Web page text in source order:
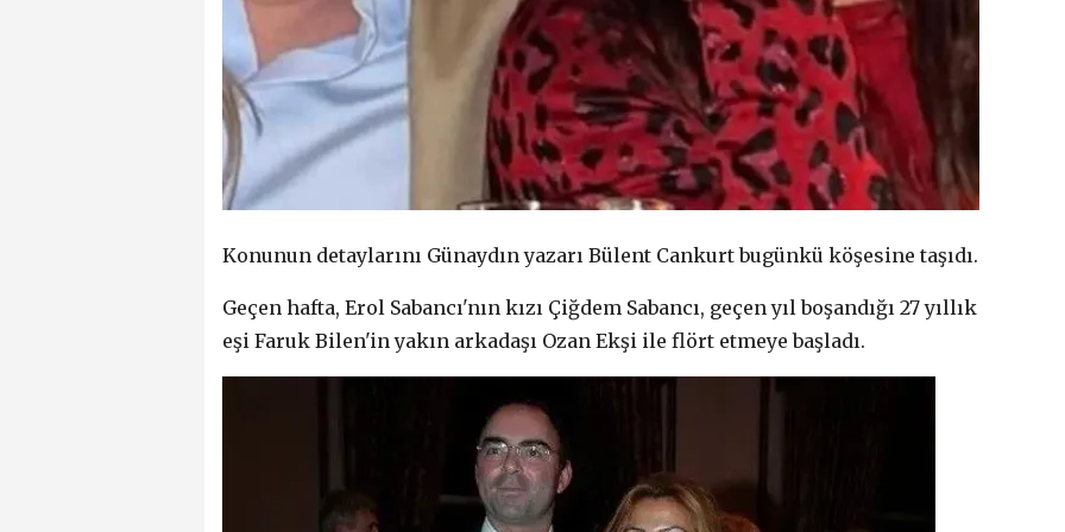
Konunun detaylarını Günaydın yazarı Bülent Cankurt bugünkü köşesine taşıdı.
Geçen hafta, Erol Sabancı'nın kızı Çiğdem Sabancı, geçen yıl boşandığı 27 yıllık
eşi Faruk Bilen'in yakın arkadaşı Ozan Ekşi ile flört etmeye başladı.